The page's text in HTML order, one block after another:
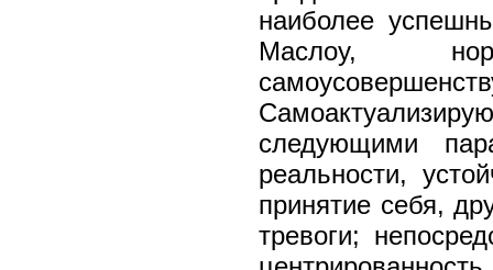
наиболее
Маслоу,
следующими
реальности,
принятие себя,
тревоги;